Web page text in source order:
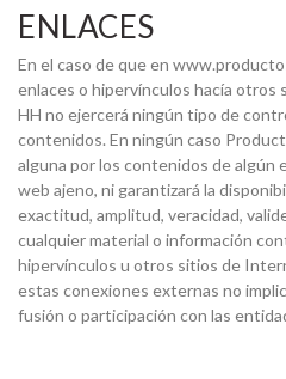
ENLACES
En el caso de que en
enlaces o hipervínculos hacía
HH no ejercerá ningún tipo de
contenidos. En ningún caso
alguna por los contenidos de algún
web ajeno, ni garantizará la
exactitud, amplitud, veracidad,
cualquier material o información
hipervínculos u otros sitios de
estas conexiones externas no
fusión o participación con las